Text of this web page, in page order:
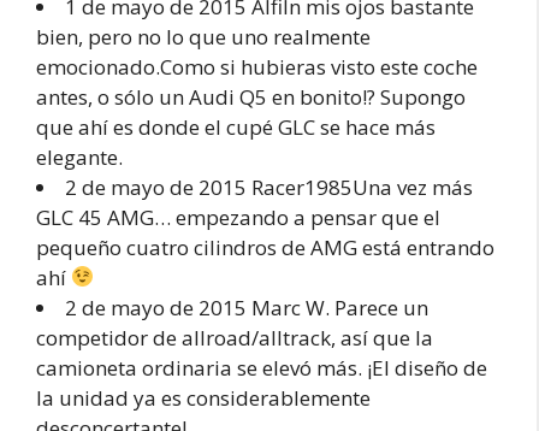
1 de mayo de 2015 AlfiIn mis ojos bastante
bien, pero no lo que uno realmente
emocionado.Como si hubieras visto este coche
antes, o sólo un Audi Q5 en bonito!? Supongo
que ahí es donde el cupé GLC se hace más
elegante.
2 de mayo de 2015 Racer1985Una vez más
GLC 45 AMG… empezando a pensar que el
pequeño cuatro cilindros de AMG está entrando
ahí
2 de mayo de 2015 Marc W. Parece un
competidor de allroad/alltrack, así que la
camioneta ordinaria se elevó más. ¡El diseño de
la unidad ya es considerablemente